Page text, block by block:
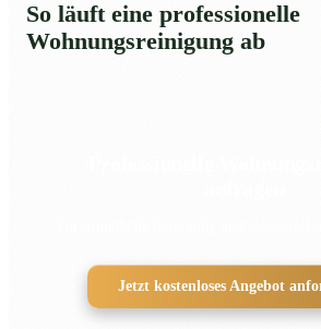
So läuft eine professionelle
Wohnungsreinigung ab
Jetzt kostenloses Angebot